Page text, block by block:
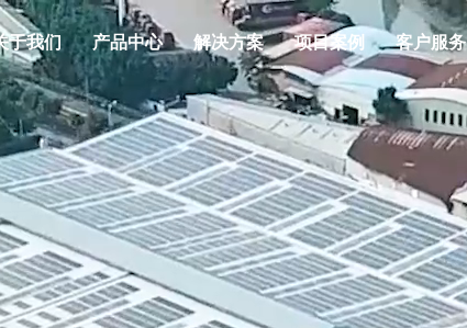
于我们 产品中心 解决方案 项目案例 客户服务